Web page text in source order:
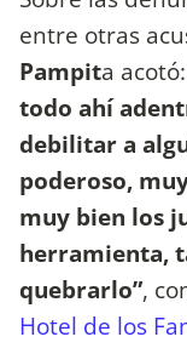
entre otras
Pampita acotó:
todo ahí
debilitar a
poderoso,
muy bien los
herramienta,
quebrarlo”,
Hotel de los